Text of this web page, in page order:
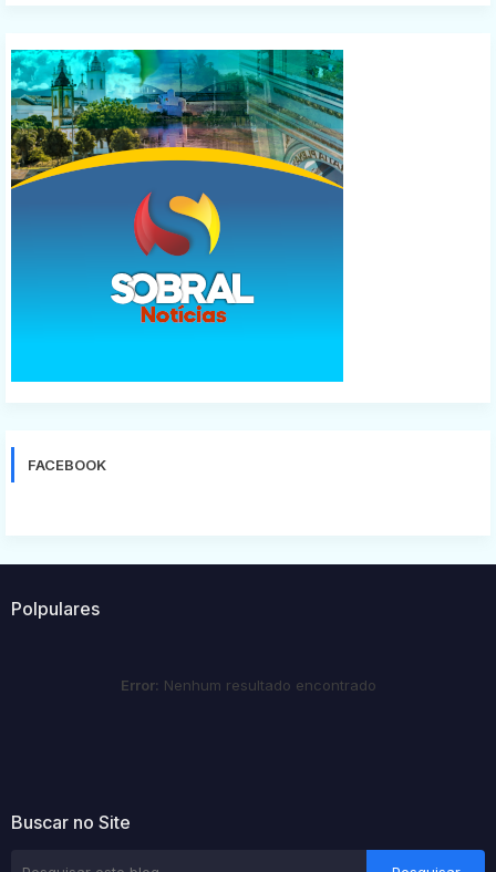
FACEBOOK
Polpulares
Error: Nenhum resultado encontrado
Buscar no Site